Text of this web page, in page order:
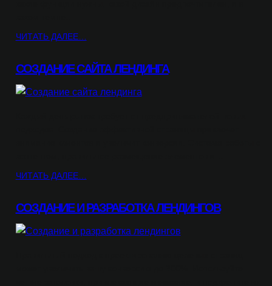
ЧИТАТЬ ДАЛЕЕ…
СОЗДАНИЕ САЙТА ЛЕНДИНГА
ЧИТАТЬ ДАЛЕЕ…
СОЗДАНИЕ И РАЗРАБОТКА ЛЕНДИНГОВ